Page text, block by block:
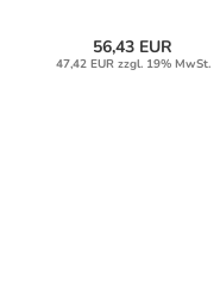
56,43 EUR
47,42 EUR zzgl. 19% MwSt.